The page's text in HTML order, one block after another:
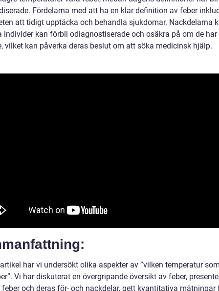
Fördelarna med att ha en klar definition av feber
att tidigt upptäcka och behandla sjukdomar. Nackdelarna
individer kan förbli odiagnostiserade och osäkra på om de har
vilket kan påverka deras beslut om att söka medicinsk hjälp.
har vi undersökt olika aspekter av ”vilken temperatur
Vi har diskuterat en övergripande översikt av feber,
feber och deras för- och nackdelar, gett kvantitativa mätningar